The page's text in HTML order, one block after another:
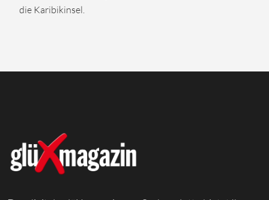
die Karibikinsel.